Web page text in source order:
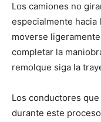
Los camiones no
especialmente hacia
moverse
completar la
remolque siga la
Los conductores
durante este